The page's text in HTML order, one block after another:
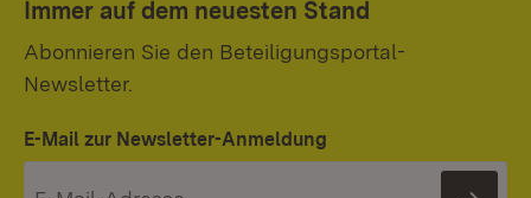
Immer auf dem neuesten Stand
Abonnieren Sie den Beteiligungsportal-
Newsletter.
E-Mail zur Newsletter-Anmeldung